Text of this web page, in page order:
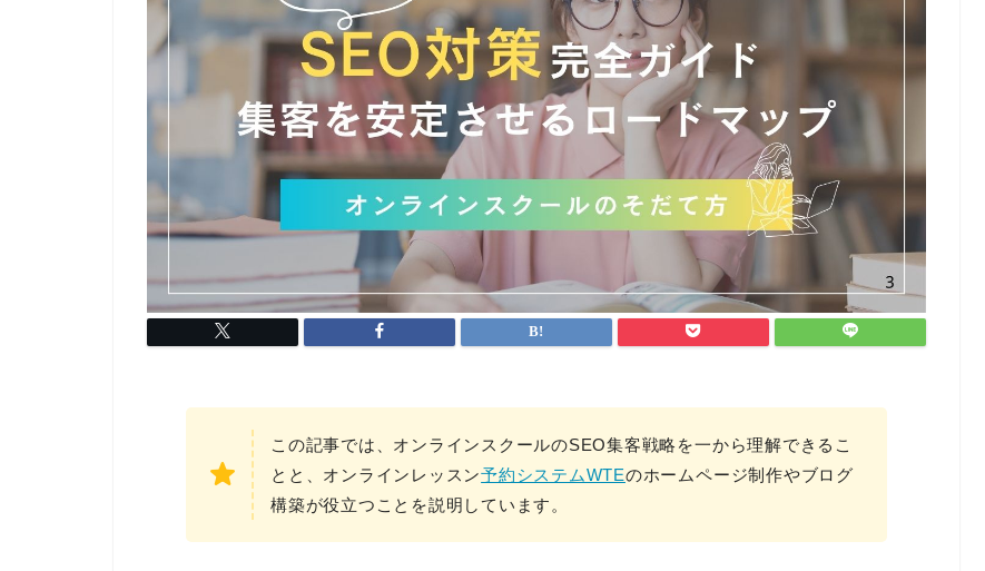
この記事では、オンラインスクールのSEO集客戦略を一から理解できるこ
とと、オンラインレッスン予約システムWTEのホームページ制作やブログ
構築が役立つことを説明しています。